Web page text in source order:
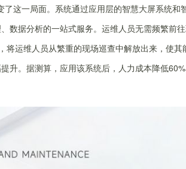
这一局面。系统通过应用层的智慧大屏系统和
数据分析的一站式服务。运维人员无需频繁前
将运维人员从繁重的现场巡查中解放出来，使
升。据测算，应用该系统后，人力成本降低